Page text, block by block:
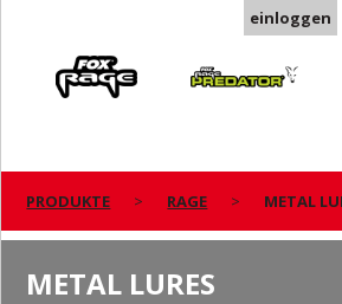
einloggen
Predator
PRODUKTE RAGE METAL
METAL LURES